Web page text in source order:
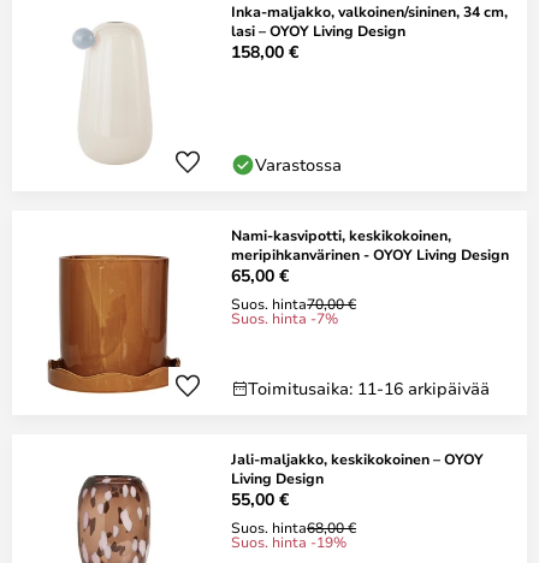
Inka-maljakko, valkoinen/sininen, 34 cm,
lasi – OYOY Living Design
158,00 €
Varastossa
Nami-kasvipotti, keskikokoinen,
meripihkanvärinen - OYOY Living Design
65,00 €
Suos. hinta70,00 €
Suos. hinta -7%
Toimitusaika: 11-16 arkipäivää
Jali-maljakko, keskikokoinen – OYOY
Living Design
55,00 €
Suos. hinta68,00 €
Suos. hinta -19%